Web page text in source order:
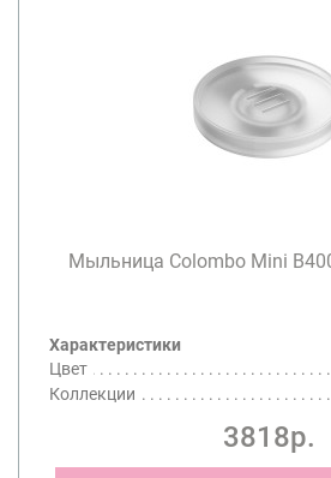
Мыльница Colombo Mini
Характеристики
Цвет
Коллекции
3818р.